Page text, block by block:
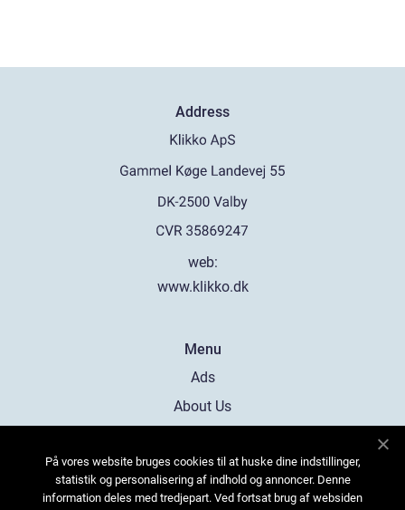
Address
web:
www.klikko.dk
Menu
Ads
About Us
Contact
Sitemap
På vores website bruges cookies til at huske dine indstillinger,
statistik og personalisering af indhold og annoncer. Denne
information deles med tredjepart. Ved fortsat brug af websiden